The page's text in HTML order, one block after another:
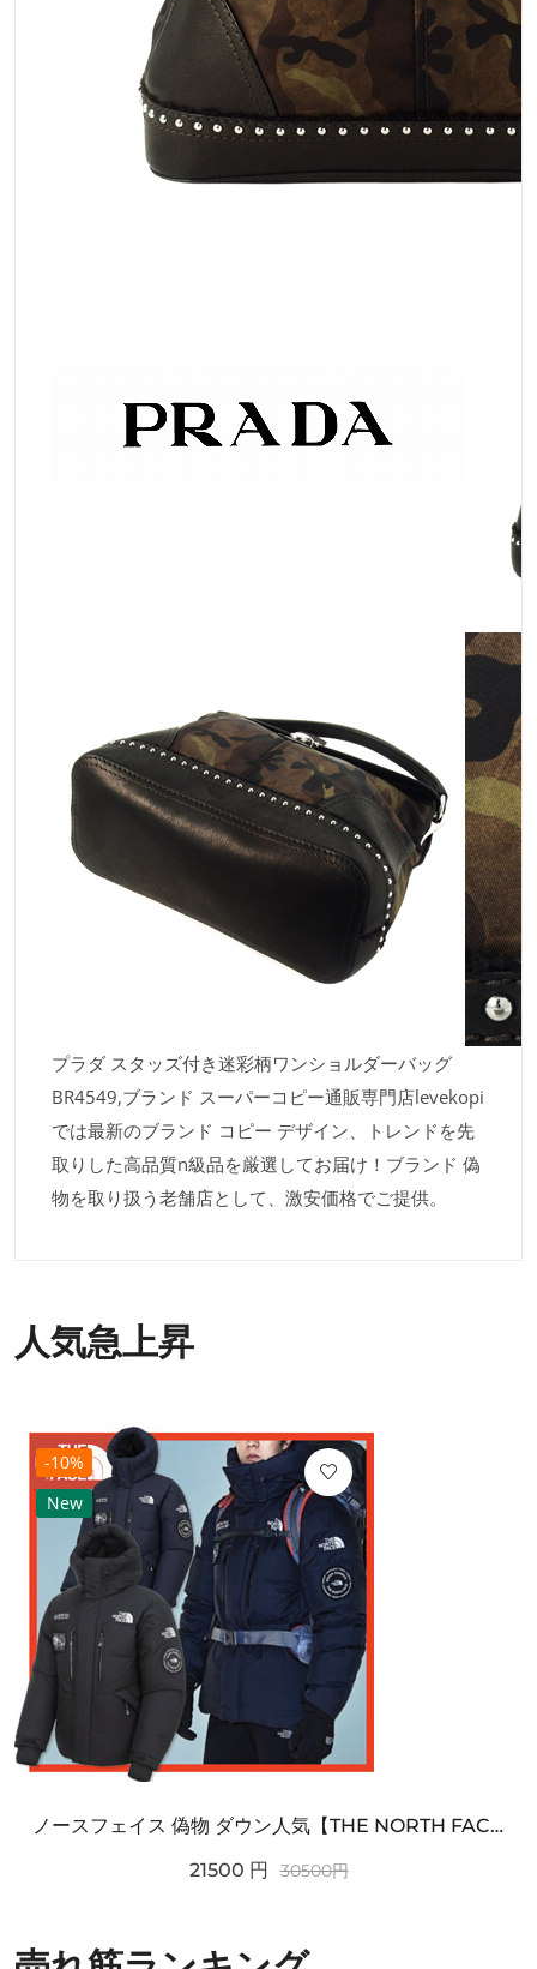
プラダ スタッズ付き迷彩柄ワンショルダーバッグ
BR4549,ブランド スーパーコピー通販専門店levekopi
では最新のブランド コピー デザイン、トレンドを先
取りした高品質n級品を厳選してお届け！ブランド 偽
物を取り扱う老舗店として、激安価格でご提供。
人気急上昇
-10%
New
ノースフェイス 偽物 ダウン人気【THE NORTH FACE】M'S 7 SUMMIT HIM...
21500 円 30500円